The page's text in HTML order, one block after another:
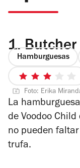
1.
Hamburguesas
3
de
5
estrellas
Foto: Erika
La
de Voodoo
no pueden
trufa.